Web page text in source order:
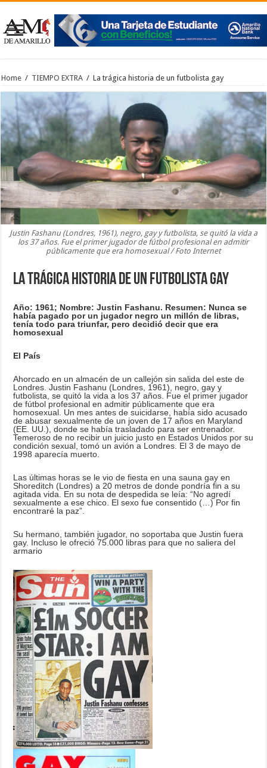
Home / TIEMPO EXTRA / La trágica historia de un futbolista gay
Justin Fashanu (Londres, 1961), negro, gay y futbolista, se quitó la vida a
los 37 años. Fue el primer jugador de fútbol profesional en admitir
públicamente que era homosexual / Foto Internet
La trágica historia de un futbolista gay
Año: 1961; Nombre: Justin Fashanu. Resumen: Nunca se
había pagado por un jugador negro un millón de libras,
tenía todo para triunfar, pero decidió decir que era
homosexual
El País
Ahorcado en un almacén de un callejón sin salida del este de
Londres. Justin Fashanu (Londres, 1961), negro, gay y
futbolista, se quitó la vida a los 37 años. Fue el primer jugador
de fútbol profesional en admitir públicamente que era
homosexual. Un mes antes de suicidarse, había sido acusado
de abusar sexualmente de un joven de 17 años en Maryland
(EE. UU.), donde se había trasladado para ser entrenador.
Temeroso de no recibir un juicio justo en Estados Unidos por su
condición sexual, tomó un avión a Londres. El 3 de mayo de
1998 aparecía muerto.
Las últimas horas se le vio de fiesta en una sauna gay en
Shoreditch (Londres) a 20 metros de donde pondría fin a su
agitada vida. En su nota de despedida se leía: “No agredí
sexualmente a ese chico. El sexo fue consentido (…) Por fin
encontraré la paz”.
Su hermano, también jugador, no soportaba que Justin fuera
gay. Incluso le ofreció 75.000 libras para que no saliera del
armario